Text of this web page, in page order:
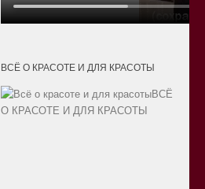
ВСЁ О КРАСОТЕ И ДЛЯ КРАСОТЫ
ВСЁ
О КРАСОТЕ И ДЛЯ КРАСОТЫ